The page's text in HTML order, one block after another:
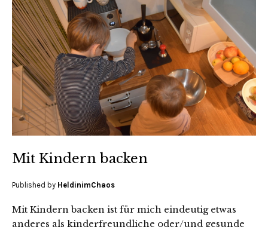
Mit Kindern backen
Published by HeldinimChaos
Mit Kindern backen ist für mich eindeutig etwas
anderes als kinderfreundliche oder/und gesunde